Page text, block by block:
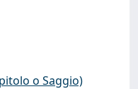
o Saggio)